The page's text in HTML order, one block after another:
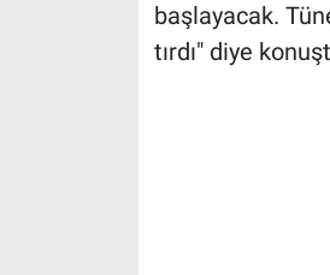
başlayacak.
tırdı" diye